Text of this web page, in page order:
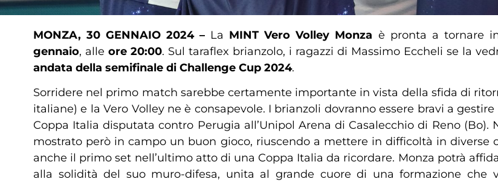
MONZA, 30 GENNAIO 2024 – La MINT Vero Volley Monza è pronta a tornare
gennaio, alle ore 20:00. Sul taraflex brianzolo, i ragazzi di Massimo Eccheli se la
andata della semifinale di Challenge Cup 2024.
Sorridere nel primo match sarebbe certamente importante in vista della sfida di
italiane) e la Vero Volley ne è consapevole. I brianzoli dovranno essere bravi a
Coppa Italia disputata contro Perugia all’Unipol Arena di Casalecchio di Reno
mostrato però in campo un buon gioco, riuscendo a mettere in difficoltà in diverse
anche il primo set nell’ultimo atto di una Coppa Italia da ricordare. Monza potrà
alla solidità del suo muro-difesa, unita al grande cuore di una formazione che